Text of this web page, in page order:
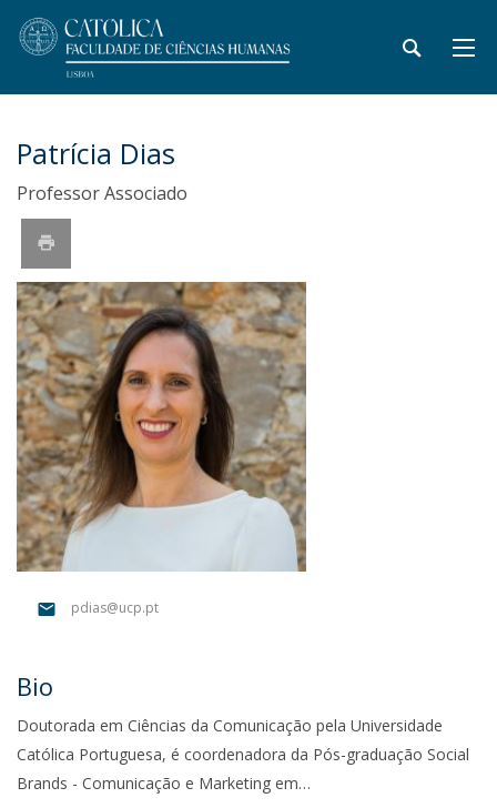
Patrícia Dias
Professor Associado
pdias@ucp.pt
Bio
Doutorada em Ciências da Comunicação pela Universidade
Católica Portuguesa, é coordenadora da Pós-graduação Social
Brands - Comunicação e Marketing em